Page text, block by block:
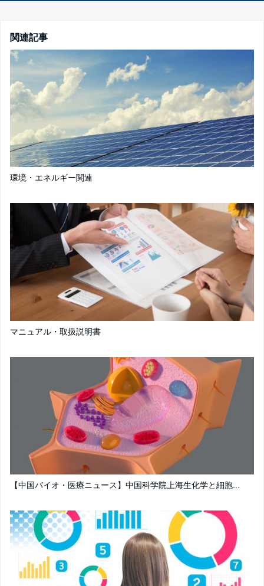
関連記事
環境・エネルギー関連
マニュアル・取扱説明書
【中国バイオ・医療ニュース】中国科学院上海生化学と細胞...